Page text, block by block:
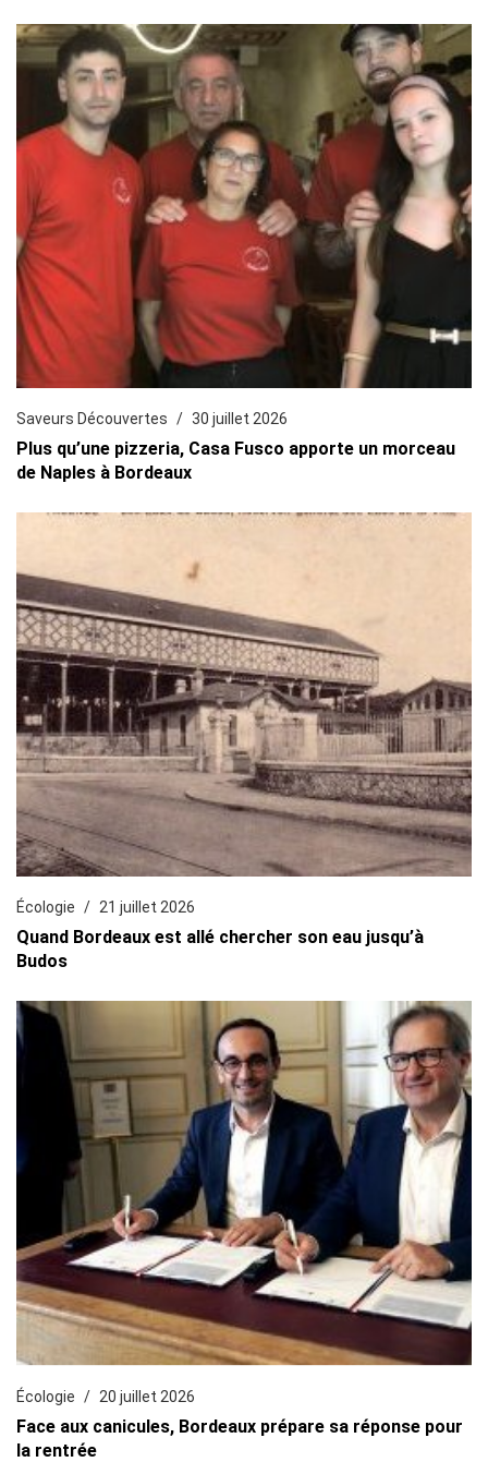
Saveurs Découvertes 30 juillet 2026
Plus qu’une pizzeria, Casa Fusco apporte un morceau
de Naples à Bordeaux
Écologie 21 juillet 2026
Quand Bordeaux est allé chercher son eau jusqu’à
Budos
Écologie 20 juillet 2026
Face aux canicules, Bordeaux prépare sa réponse pour
la rentrée